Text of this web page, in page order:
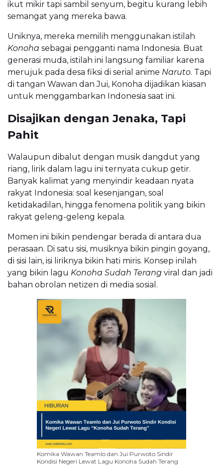
ikut mikir tapi sambil senyum, begitu kurang lebih
semangat yang mereka bawa.
Uniknya, mereka memilih menggunakan istilah
Konoha sebagai pengganti nama Indonesia. Buat
generasi muda, istilah ini langsung familiar karena
merujuk pada desa fiksi di serial anime Naruto. Tapi
di tangan Wawan dan Jui, Konoha dijadikan kiasan
untuk menggambarkan Indonesia saat ini.
Disajikan dengan Jenaka, Tapi
Pahit
Walaupun dibalut dengan musik dangdut yang
riang, lirik dalam lagu ini ternyata cukup getir.
Banyak kalimat yang menyindir keadaan nyata
rakyat Indonesia: soal kesenjangan, soal
ketidakadilan, hingga fenomena politik yang bikin
rakyat geleng-geleng kepala.
Momen ini bikin pendengar berada di antara dua
perasaan. Di satu sisi, musiknya bikin pingin goyang,
di sisi lain, isi liriknya bikin hati miris. Konsep inilah
yang bikin lagu Konoha Sudah Terang viral dan jadi
bahan obrolan netizen di media sosial.
Komika Wawan Teamlo dan Jui Purwoto Sindir
Kondisi Negeri Lewat Lagu Konoha Sudah Terang